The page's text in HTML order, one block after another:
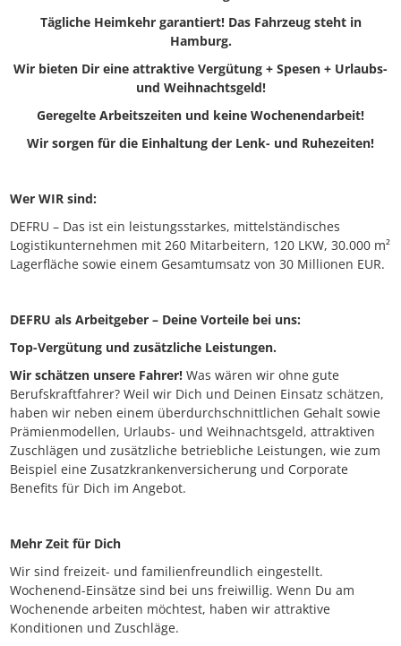
Tägliche Heimkehr garantiert! Das Fahrzeug steht in
Hamburg.
Wir bieten Dir eine attraktive Vergütung + Spesen + Urlaubs-
und Weihnachtsgeld!
Geregelte Arbeitszeiten und keine Wochenendarbeit!
Wir sorgen für die Einhaltung der Lenk- und Ruhezeiten!
Wer WIR sind:
DEFRU – Das ist ein leistungsstarkes, mittelständisches
Logistikunternehmen mit 260 Mitarbeitern, 120 LKW, 30.000 m²
Lagerfläche sowie einem Gesamtumsatz von 30 Millionen EUR.
DEFRU als Arbeitgeber – Deine Vorteile bei uns:
Top-Vergütung und zusätzliche Leistungen.
Wir schätzen unsere Fahrer! Was wären wir ohne gute
Berufskraftfahrer? Weil wir Dich und Deinen Einsatz schätzen,
haben wir neben einem überdurchschnittlichen Gehalt sowie
Prämienmodellen, Urlaubs- und Weihnachtsgeld, attraktiven
Zuschlägen und zusätzliche betriebliche Leistungen, wie zum
Beispiel eine Zusatzkrankenversicherung und Corporate
Benefits für Dich im Angebot.
Mehr Zeit für Dich
Wir sind freizeit- und familienfreundlich eingestellt.
Wochenend-Einsätze sind bei uns freiwillig. Wenn Du am
Wochenende arbeiten möchtest, haben wir attraktive
Konditionen und Zuschläge.